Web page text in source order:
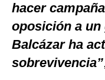
hacer
oposición a
Balcázar ha
sobrevivencia”